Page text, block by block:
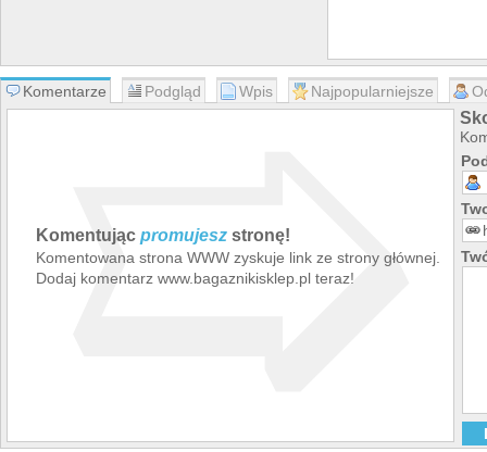
Komentarze Podgląd Wpis Najpopularniejsze
Komentując promujesz stronę!
Komentowana strona WWW zyskuje link ze strony głównej.
Dodaj komentarz www.bagaznikisklep.pl teraz!
➯